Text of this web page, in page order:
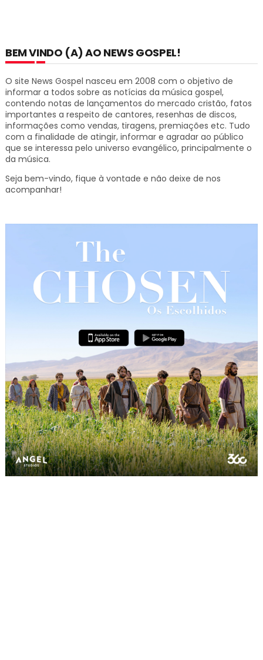
BEM VINDO (A) AO NEWS GOSPEL!
O site News Gospel nasceu em 2008 com o objetivo de
informar a todos sobre as notícias da música gospel,
contendo notas de lançamentos do mercado cristão, fatos
importantes a respeito de cantores, resenhas de discos,
informações como vendas, tiragens, premiações etc. Tudo
com a finalidade de atingir, informar e agradar ao público
que se interessa pelo universo evangélico, principalmente o
da música.
Seja bem-vindo, fique à vontade e não deixe de nos
acompanhar!